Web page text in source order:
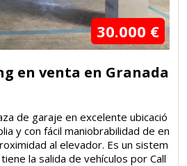
30.000 €
en venta en Granada
de garaje en excelente ubicació
y con fácil maniobrabilidad de en
al elevador. Es un sistem
la salida de vehículos por Call